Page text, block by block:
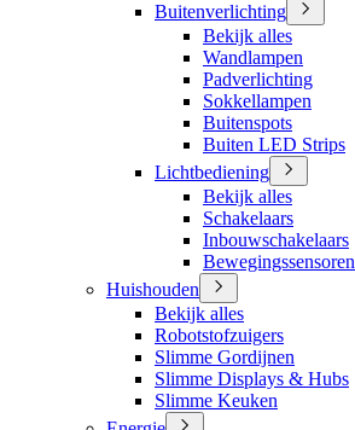
Buitenverlichting
Bekijk alles
Wandlampen
Padverlichting
Sokkellampen
Buitenspots
Buiten LED Strips
Lichtbediening
Bekijk alles
Schakelaars
Inbouwschakelaars
Bewegingssensoren
Huishouden
Bekijk alles
Robotstofzuigers
Slimme Gordijnen
Slimme Displays & Hubs
Slimme Keuken